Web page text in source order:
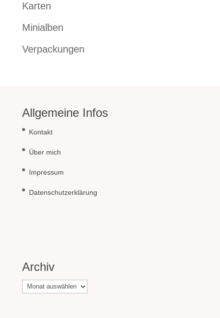
Karten
Minialben
Verpackungen
Allgemeine Infos
Kontakt
Über mich
Impressum
Datenschutzerklärung
Archiv
Archiv